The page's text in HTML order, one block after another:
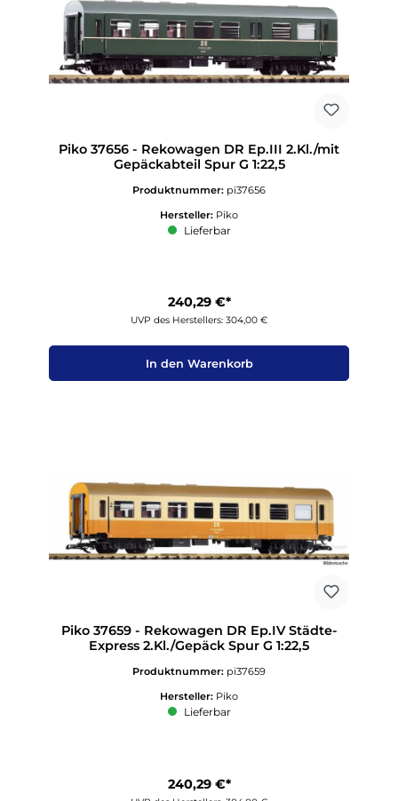
Piko 37656 - Rekowagen DR Ep.III 2.Kl./mit
Gepäckabteil Spur G 1:22,5
Produktnummer: pi37656
Hersteller: Piko
Lieferbar
240,29 €*
UVP des Herstellers: 304,00 €
In den Warenkorb
Piko 37659 - Rekowagen DR Ep.IV Städte-
Express 2.Kl./Gepäck Spur G 1:22,5
Produktnummer: pi37659
Hersteller: Piko
Lieferbar
240,29 €*